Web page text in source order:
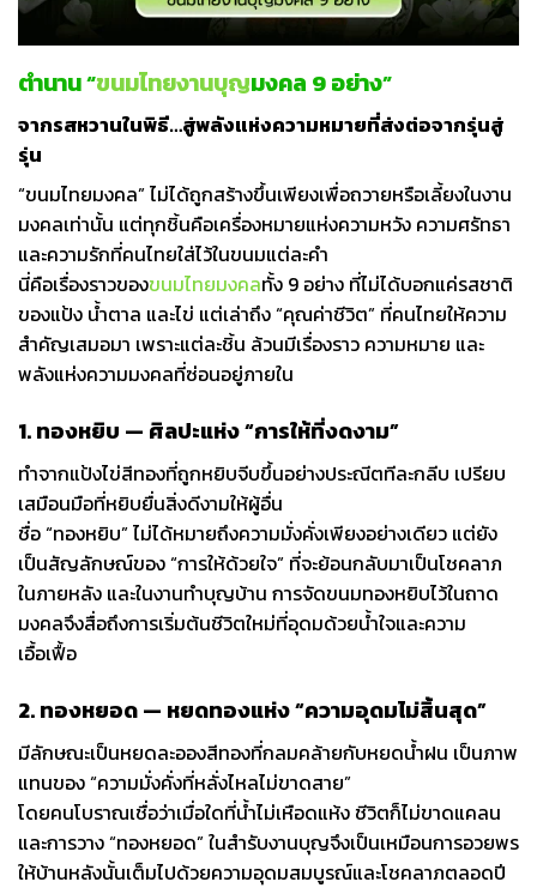
ตำนาน “ขนมไทยงานบุญมงคล 9 อย่าง”
จากรสหวานในพิธี…สู่พลังแห่งความหมายที่ส่งต่อจากรุ่นสู่
รุ่น
“ขนมไทยมงคล” ไม่ได้ถูกสร้างขึ้นเพียงเพื่อถวายหรือเลี้ยงในงาน
มงคลเท่านั้น แต่ทุกชิ้นคือเครื่องหมายแห่งความหวัง ความศรัทธา
และความรักที่คนไทยใส่ไว้ในขนมแต่ละคำ
นี่คือเรื่องราวของขนมไทยมงคลทั้ง 9 อย่าง ที่ไม่ได้บอกแค่รสชาติ
ของแป้ง น้ำตาล และไข่ แต่เล่าถึง “คุณค่าชีวิต” ที่คนไทยให้ความ
สำคัญเสมอมา เพราะแต่ละชิ้น ล้วนมีเรื่องราว ความหมาย และ
พลังแห่งความมงคลที่ซ่อนอยู่ภายใน
1. ทองหยิบ — ศิลปะแห่ง “การให้ที่งดงาม”
ทำจากแป้งไข่สีทองที่ถูกหยิบจีบขึ้นอย่างประณีตทีละกลีบ เปรียบ
เสมือนมือที่หยิบยื่นสิ่งดีงามให้ผู้อื่น
ชื่อ “ทองหยิบ” ไม่ได้หมายถึงความมั่งคั่งเพียงอย่างเดียว แต่ยัง
เป็นสัญลักษณ์ของ “การให้ด้วยใจ” ที่จะย้อนกลับมาเป็นโชคลาภ
ในภายหลัง และในงานทำบุญบ้าน การจัดขนมทองหยิบไว้ในถาด
มงคลจึงสื่อถึงการเริ่มต้นชีวิตใหม่ที่อุดมด้วยน้ำใจและความ
เอื้อเฟื้อ
2. ทองหยอด — หยดทองแห่ง “ความอุดมไม่สิ้นสุด”
มีลักษณะเป็นหยดละอองสีทองที่กลมคล้ายกับหยดน้ำฝน เป็นภาพ
แทนของ “ความมั่งคั่งที่หลั่งไหลไม่ขาดสาย”
โดยคนโบราณเชื่อว่าเมื่อใดที่น้ำไม่เหือดแห้ง ชีวิตก็ไม่ขาดแคลน
และการวาง “ทองหยอด” ในสำรับงานบุญจึงเป็นเหมือนการอวยพร
ให้บ้านหลังนั้นเต็มไปด้วยความอุดมสมบูรณ์และโชคลาภตลอดปี